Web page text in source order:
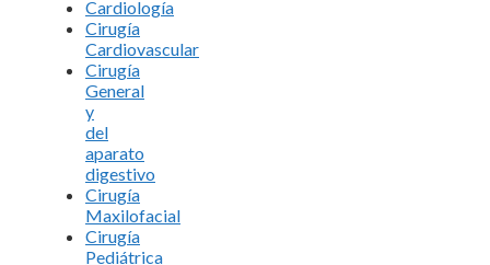
Cardiología
Cirugía
Cardiovascular
Cirugía
General
y
del
aparato
digestivo
Cirugía
Maxilofacial
Cirugía
Pediátrica